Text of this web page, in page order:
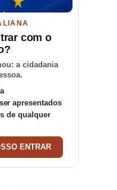
com o
a cidadania
apresentados
de qualquer
ENTRAR